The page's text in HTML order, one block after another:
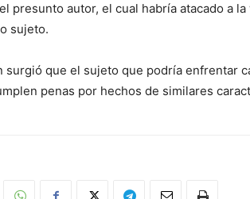
presunto autor, el cual habría atacado a
sujeto.
surgió que el sujeto que podría enfrentar
penas por hechos de similares